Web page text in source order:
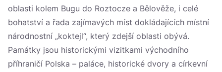
oblasti kolem Bugu do Roztocze a Bělověže, i celé
bohatství a řada zajímavých míst dokládajících místní
národnostní „koktejl“, který zdejší oblasti obývá.
Památky jsou historickými vizitkami východního
příhraničí Polska – paláce, historické dvory a církevní